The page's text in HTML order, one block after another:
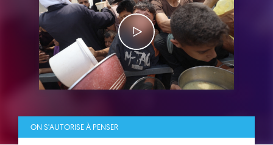
ON S'AUTORISE À PENSER